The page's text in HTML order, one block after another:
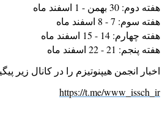
هفته دوم: 30 بهمن - 1 اسفند ماه
هفته سوم: 7 - 8 اسفند ماه
هفته چهارم: 14 - 15 اسفند ماه
هفته پنجم: 21 - 22 اسفند ماه
اخبار انجمن هیپنوتیزم را در کانال زیر
https://t.me/www_issch_ir